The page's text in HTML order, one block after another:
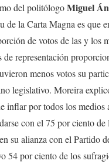
del politólogoMiguel
de la Carta Magna es que
de votos de las y los
de representación
menos votos su
legislativo. Moreira
inflar por todos los medios
con el 75 por ciento de
su alianza con el Partido
54 por ciento de los